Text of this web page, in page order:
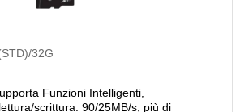
32G
Funzioni Intelligenti,
scrittura: 90/25MB/s, più di